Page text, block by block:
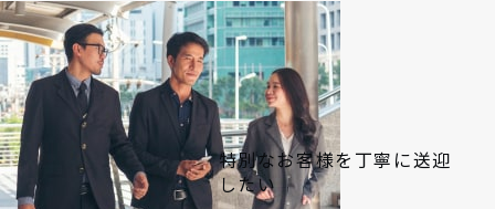
特別なお客様を丁寧に送迎
したい